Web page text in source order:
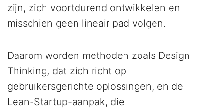
zijn, zich voortdurend ontwikkelen en
misschien geen lineair pad volgen.
Daarom worden methoden zoals Design
Thinking, dat zich richt op
gebruikersgerichte oplossingen, en de
Lean-Startup-aanpak, die